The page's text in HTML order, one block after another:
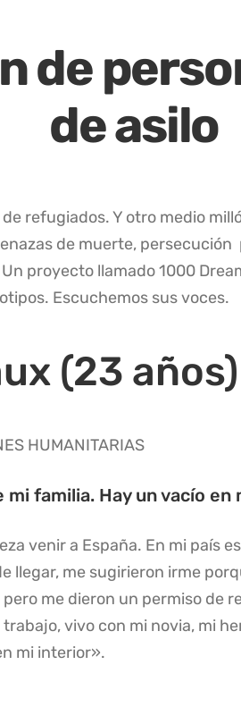
de
de asilo
refugiados. Y otro medio
de muerte,
proyecto llamado 1000
Escuchemos sus voces.
(23 años)
HUMANITARIAS
familia. Hay un vacío en
venir a España. En mi país
llegar, me sugirieron irme
me dieron un permiso de
vivo con mi novia, mi
mi interior».